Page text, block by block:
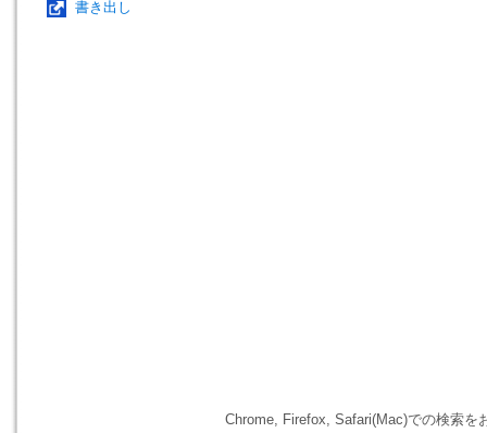
書き出し
Chrome, Firefox, Safari(Mac)での検索を